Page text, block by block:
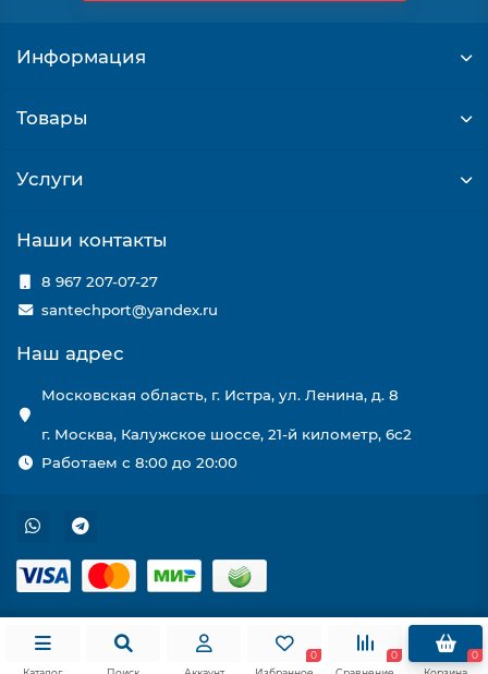
Информация
Товары
Услуги
Наши контакты
8 967 207-07-27
santechport@yandex.ru
Наш адрес
Московская область, г. Истра, ул. Ленина, д. 8
г. Москва, Калужское шоссе, 21-й километр, 6с2
Работаем с 8:00 до 20:00
0
0
0